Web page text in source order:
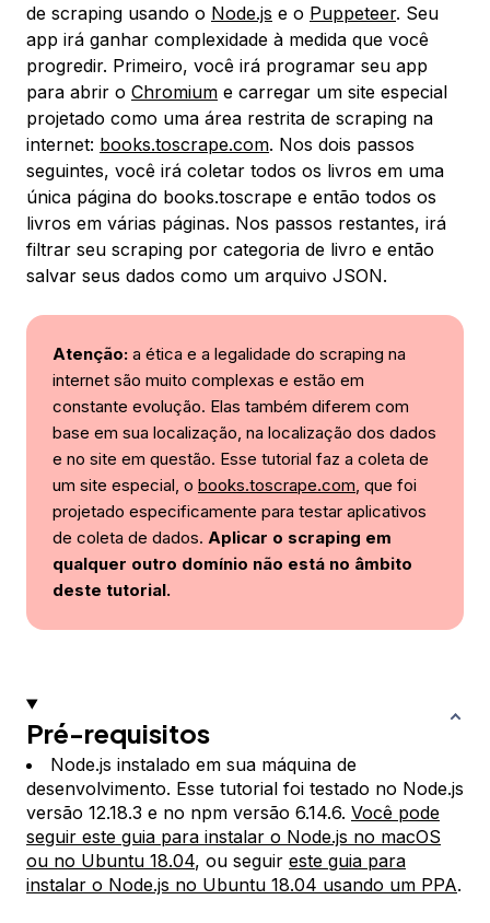
de scraping usando o Node.js e o Puppeteer. Seu
app irá ganhar complexidade à medida que você
progredir. Primeiro, você irá programar seu app
para abrir o Chromium e carregar um site especial
projetado como uma área restrita de scraping na
internet: books.toscrape.com. Nos dois passos
seguintes, você irá coletar todos os livros em uma
única página do books.toscrape e então todos os
livros em várias páginas. Nos passos restantes, irá
filtrar seu scraping por categoria de livro e então
salvar seus dados como um arquivo JSON.
Atenção: a ética e a legalidade do scraping na
internet são muito complexas e estão em
constante evolução. Elas também diferem com
base em sua localização, na localização dos dados
e no site em questão. Esse tutorial faz a coleta de
um site especial, o books.toscrape.com, que foi
projetado especificamente para testar aplicativos
de coleta de dados. Aplicar o scraping em
qualquer outro domínio não está no âmbito
deste tutorial.
Pré-requisitos
Node.js instalado em sua máquina de
desenvolvimento. Esse tutorial foi testado no Node.js
versão 12.18.3 e no npm versão 6.14.6. Você pode
seguir este guia para instalar o Node.js no macOS
ou no Ubuntu 18.04, ou seguir este guia para
instalar o Node.js no Ubuntu 18.04 usando um PPA.